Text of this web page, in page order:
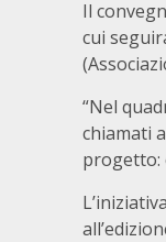
Il
cui
“Nel
chiamati
progetto: